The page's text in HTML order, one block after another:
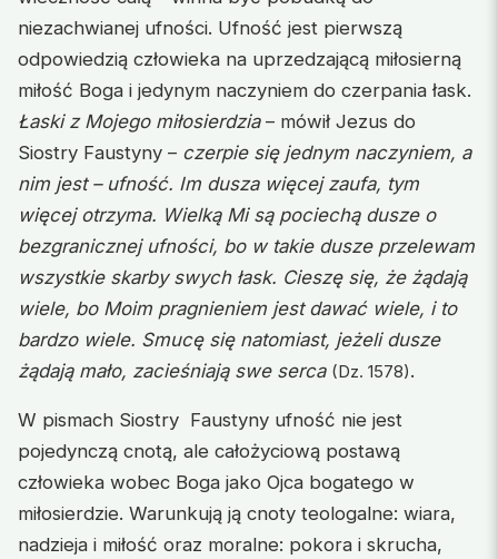
niezachwianej ufności. Ufność jest pierwszą
odpowiedzią człowieka na uprzedzającą miłosierną
miłość Boga i jedynym naczyniem do czerpania łask.
Łaski z Mojego miłosierdzia– mówił Jezus do
Siostry Faustyny – czerpie się jednym naczyniem, a
nim jest – ufność. Im dusza więcej zaufa, tym
więcej otrzyma. Wielką Mi są pociechą dusze o
bezgranicznej ufności, bo w takie dusze przelewam
wszystkie skarby swych łask. Cieszę się, że żądają
wiele, bo Moim pragnieniem jest dawać wiele, i to
bardzo wiele. Smucę się natomiast, jeżeli dusze
żądają mało, zacieśniają swe serca (Dz. 1578).
W pismach Siostry Faustyny ufność nie jest
pojedynczą cnotą, ale całożyciową postawą
człowieka wobec Boga jako Ojca bogatego w
miłosierdzie. Warunkują ją cnoty teologalne: wiara,
nadzieja i miłość oraz moralne: pokora i skrucha,